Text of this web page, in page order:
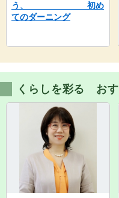
う、 初め
てのダーニング
くらしを彩る お